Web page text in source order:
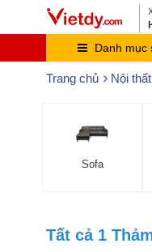
Danh mục
Trang chủ Nội thất
Sofa
Tất cả 1